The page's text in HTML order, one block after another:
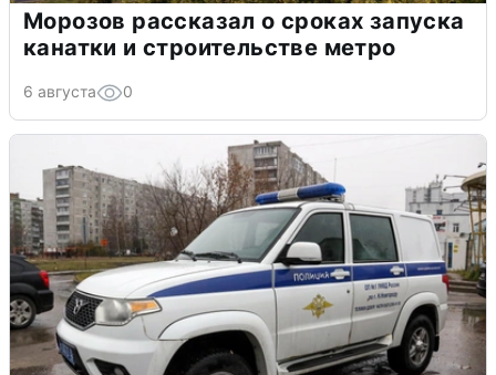
Морозов рассказал о сроках запуска
канатки и строительстве метро
6 августа 0